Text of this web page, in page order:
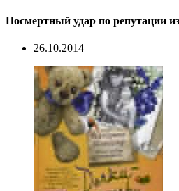
Посмертный удар по репутации
26.10.2014